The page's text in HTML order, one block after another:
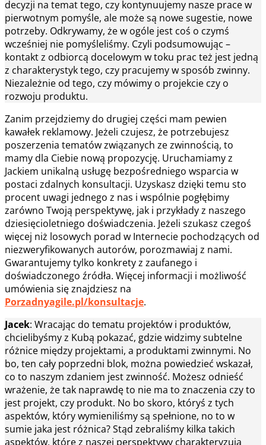
decyzji na temat tego, czy kontynuujemy nasze prace w
pierwotnym pomyśle, ale może są nowe sugestie, nowe
potrzeby. Odkrywamy, że w ogóle jest coś o czymś
wcześniej nie pomyśleliśmy. Czyli podsumowując –
kontakt z odbiorcą docelowym w toku prac też jest jedną
z charakterystyk tego, czy pracujemy w sposób zwinny.
Niezależnie od tego, czy mówimy o projekcie czy o
rozwoju produktu.
Zanim przejdziemy do drugiej części mam pewien
kawałek reklamowy. Jeżeli czujesz, że potrzebujesz
poszerzenia tematów związanych ze zwinnością, to
mamy dla Ciebie nową propozycję. Uruchamiamy z
Jackiem unikalną usługę bezpośredniego wsparcia w
postaci zdalnych konsultacji. Uzyskasz dzięki temu sto
procent uwagi jednego z nas i wspólnie pogłębimy
zarówno Twoją perspektywę, jak i przykłady z naszego
dziesięcioletniego doświadczenia. Jeżeli szukasz czegoś
więcej niż losowych porad w Internecie pochodzących od
niezweryfikowanych autorów, porozmawiaj z nami.
Gwarantujemy tylko konkrety z zaufanego i
doświadczonego źródła. Więcej informacji i możliwość
umówienia się znajdziesz na
Porzadnyagile.pl/konsultacje.
Jacek: Wracając do tematu projektów i produktów,
chcielibyśmy z Kubą pokazać, gdzie widzimy subtelne
różnice między projektami, a produktami zwinnymi. No
bo, ten cały poprzedni blok, można powiedzieć wskazał,
co to naszym zdaniem jest zwinność. Możesz odnieść
wrażenie, że tak naprawdę to nie ma to znaczenia czy to
jest projekt, czy produkt. No bo skoro, któryś z tych
aspektów, który wymieniliśmy są spełnione, no to w
sumie jaka jest różnica? Stąd zebraliśmy kilka takich
aspektów, które z naszej perspektywy charakteryzują